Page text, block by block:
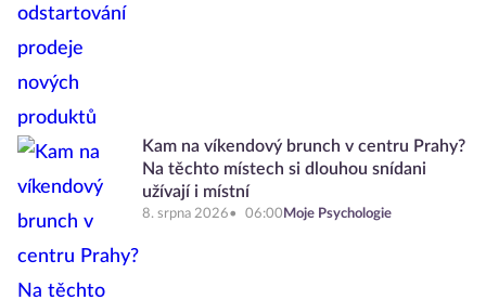
Kam na víkendový brunch v centru Prahy?
Na těchto místech si dlouhou snídani
užívají i místní
8. srpna 2026 06:00 Moje Psychologie